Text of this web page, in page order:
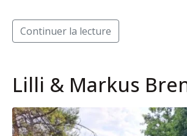
Continuer la lecture
Lilli & Markus